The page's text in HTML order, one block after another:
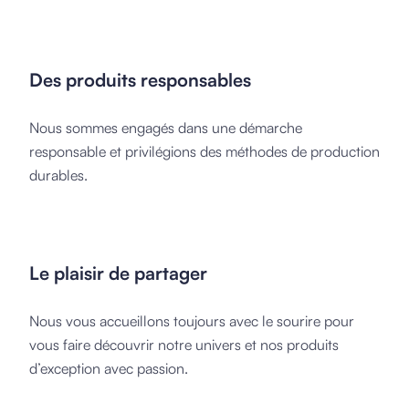
Des produits responsables
Nous sommes engagés dans une démarche
responsable et privilégions des méthodes de production
durables.
Le plaisir de partager
Nous vous accueillons toujours avec le sourire pour
vous faire découvrir notre univers et nos produits
d’exception avec passion.